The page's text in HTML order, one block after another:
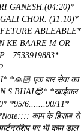
GANESH.(04:20)*
CHOR. (11:10)*
ABLEABLE*
KE BAARE M OR
: 7533919883*
*🙏🏻 एक बार सेवा का
BHAI😎* *खाईवाल
*95/6.......90/11*
काम के हिसाब से
पर भी काम डाल